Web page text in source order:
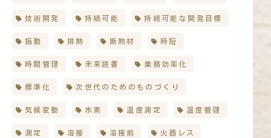
技術開発 持続可能 持続可能な開発目標
振動 排熱 断熱材 時短
時間管理 未来読書 業務効率化
標準化 次世代のためのものづくり
気候変動 水素 温度測定 温度管理
測定 溶接 溶接前 火器レス